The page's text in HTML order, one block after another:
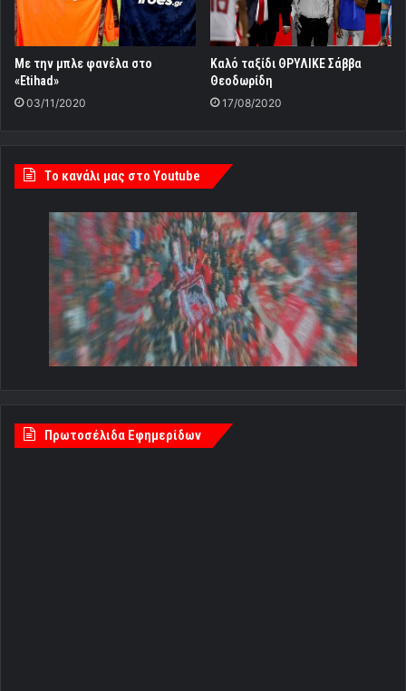
Με την μπλε φανέλα στο
«Etihad»
03/11/2020
Καλό ταξίδι ΘΡΥΛΙΚΕ Σάββα
Θεοδωρίδη
17/08/2020
Tο κανάλι μας στο Youtube
Πρωτοσέλιδα Εφημερίδων